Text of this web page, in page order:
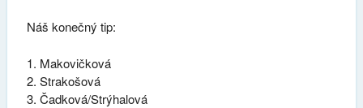
Náš konečný tip:
Makovičková
Strakošová
Čadková/Strýhalová